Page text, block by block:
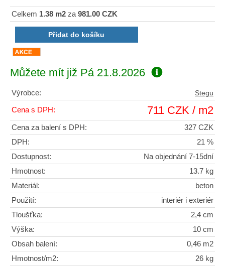
Celkem 1.38 m2 za981.00 CZK
Můžete mít již Pá 21.8.2026
Výrobce: Stegu
Cena s DPH: 711 CZK / m2
Cena za balení s DPH:
327 CZK
DPH:
21 %
Dostupnost:
Na objednání 7-15dní
Hmotnost:
13.7 kg
Materiál:
beton
Použití:
interiér i exteriér
Tloušťka:
2,4 cm
Výška:
10 cm
Obsah balení:
0,46 m2
Hmotnost/m2:
26 kg